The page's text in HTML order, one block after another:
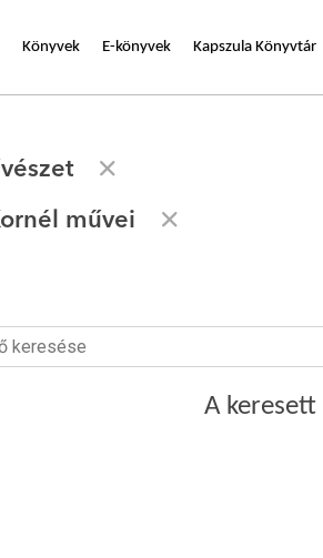
Könyvek E-könyvek Kapszula Könyvtár
művei
A